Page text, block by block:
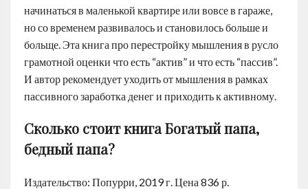
начинаться в маленькой квартире или вовсе в гараже,
но со временем развивалось и становилось больше и
больще. Эта книга про перестройку мышления в русло
грамотной оценки что есть “актив” и что есть “пассив”.
И автор рекомендует уходить от мышления в рамках
пассивного заработка денег и приходить к активному.
Сколько стоит книга Богатый папа,
бедный папа?
Издательство: Попурри, 2019 г. Цена 836 р.